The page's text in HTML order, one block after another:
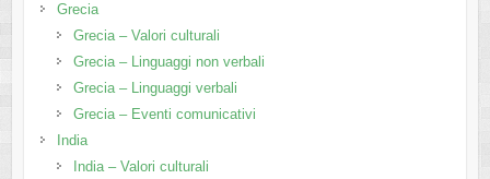
Grecia
Grecia – Valori culturali
Grecia – Linguaggi non verbali
Grecia – Linguaggi verbali
Grecia – Eventi comunicativi
India
India – Valori culturali